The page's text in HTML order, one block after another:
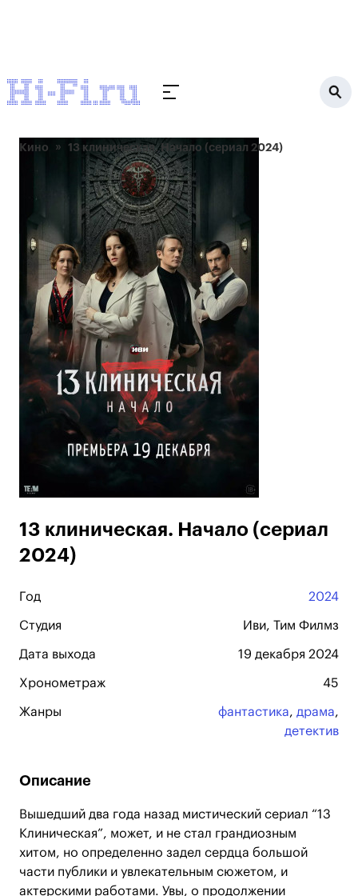
Кино 13 клиническая. Начало (сериал 2024)
13 клиническая. Начало (сериал
2024)
Год 2024
Студия Иви, Тим Филмз
Дата выхода 19 декабря 2024
Хронометраж 45
Жанры фантастика, драма,
детектив
Описание
Вышедший два года назад мистический сериал “13
Клиническая”, может, и не стал грандиозным
хитом, но определенно задел сердца большой
части публики и увлекательным сюжетом, и
актерскими работами. Увы, о продолжении